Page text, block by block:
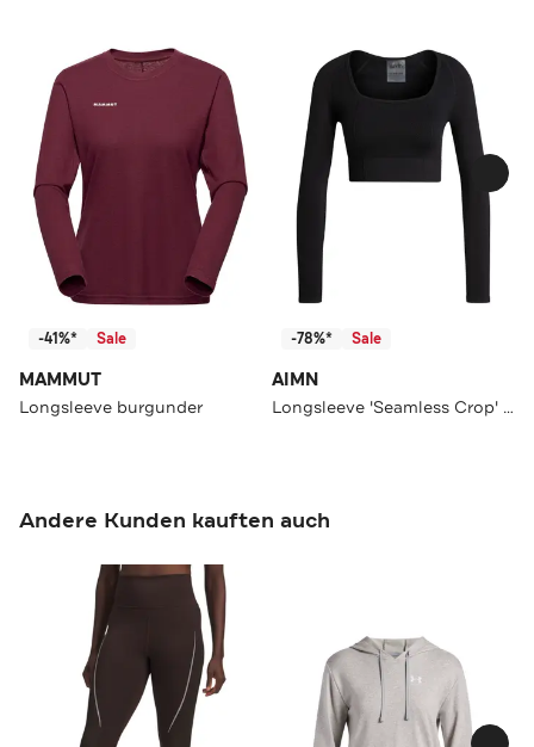
-41%* Sale
MAMMUT
Longsleeve burgunder
-78%* Sale
AIMN
Longsleeve 'Seamless Crop' schwarz
Andere Kunden kauften auch